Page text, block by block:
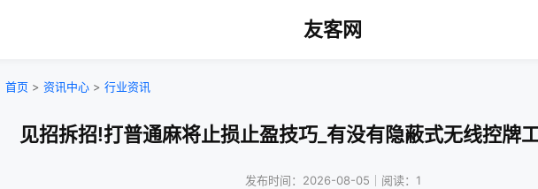
友客网
首页 > 资讯中心 > 行业资讯
见招拆招!打普通麻将止损止盈技巧_有没有隐蔽式无线控牌
发布时间：2026-08-05｜阅读：1